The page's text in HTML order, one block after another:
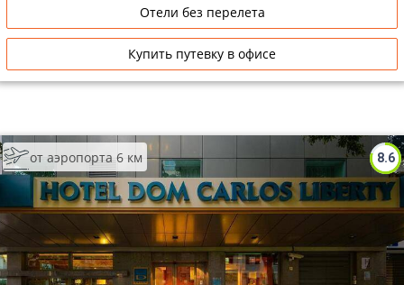
Отели без перелета
Купить путевку в офисе
8.6
от аэропорта 6 км